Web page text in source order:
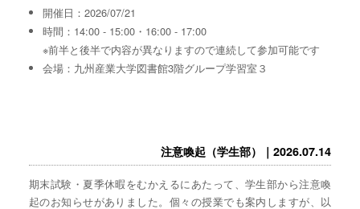
開催日：2026/07/21
時間：14:00 - 15:00・16:00 - 17:00
※前半と後半で内容が異なりますので連続して参加可能です
会場：九州産業大学図書館3階グループ学習室３
注意喚起（学生部）｜2026.07.14
期末試験・夏季休暇をむかえるにあたって、学生部から注意喚
起のお知らせがありました。個々の授業でも案内しますが、以